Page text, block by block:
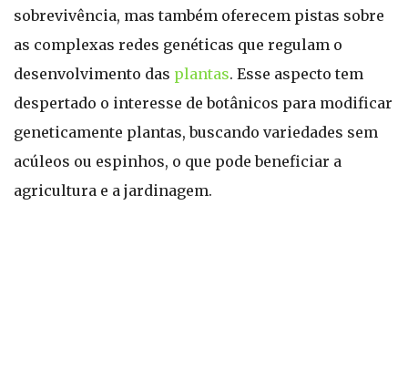
sobrevivência, mas também oferecem pistas sobre
as complexas redes genéticas que regulam o
desenvolvimento das plantas. Esse aspecto tem
despertado o interesse de botânicos para modificar
geneticamente plantas, buscando variedades sem
acúleos ou espinhos, o que pode beneficiar a
agricultura e a jardinagem.